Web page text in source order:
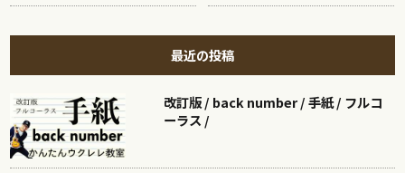
最近の投稿
改訂版 / back number / 手紙 / フルコ
ーラス /